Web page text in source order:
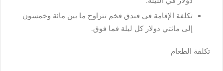
تكلفة الإقامة في فندق فخم تتراوح ما بين مائة وخمسون
إلى مائتي دولار كل ليلة فما فوق.
تكلفة الطعام